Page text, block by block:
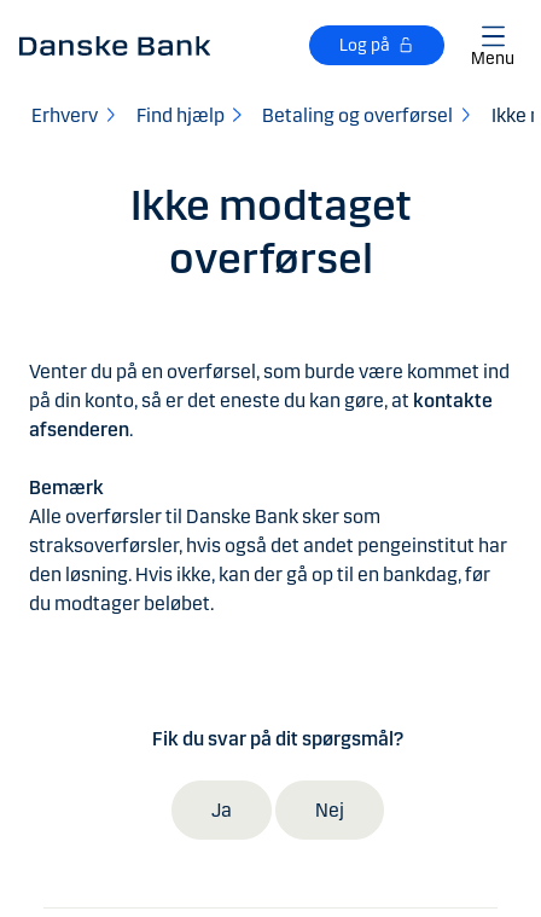
Log på
Menu
Erhverv Find hjælp Betaling og overførsel Ikke
Ikke modtaget
overførsel
Venter du på en overførsel, som burde være kommet ind
på din konto, så er det eneste du kan gøre, at kontakte
afsenderen.
Bemærk
Alle overførsler til Danske Bank sker som
straksoverførsler, hvis også det andet pengeinstitut har
den løsning. Hvis ikke, kan der gå op til en bankdag, før
du modtager beløbet.
Fik du svar på dit spørgsmål?
Ja Nej